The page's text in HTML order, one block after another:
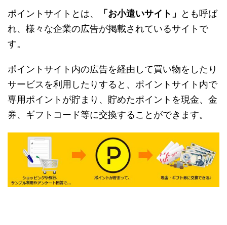
ポイントサイトとは、 「お小遣いサイト」
とも呼ば
れ、様々な企業の広告が掲載されているサイトで
す。
ポイントサイト内の広告を経由して買い物をしたり
サービスを利用したりすると、ポイントサイト内で
専用ポイントが貯まり、貯めたポイントを現金、金
券、ギフトコード等に交換することができます。